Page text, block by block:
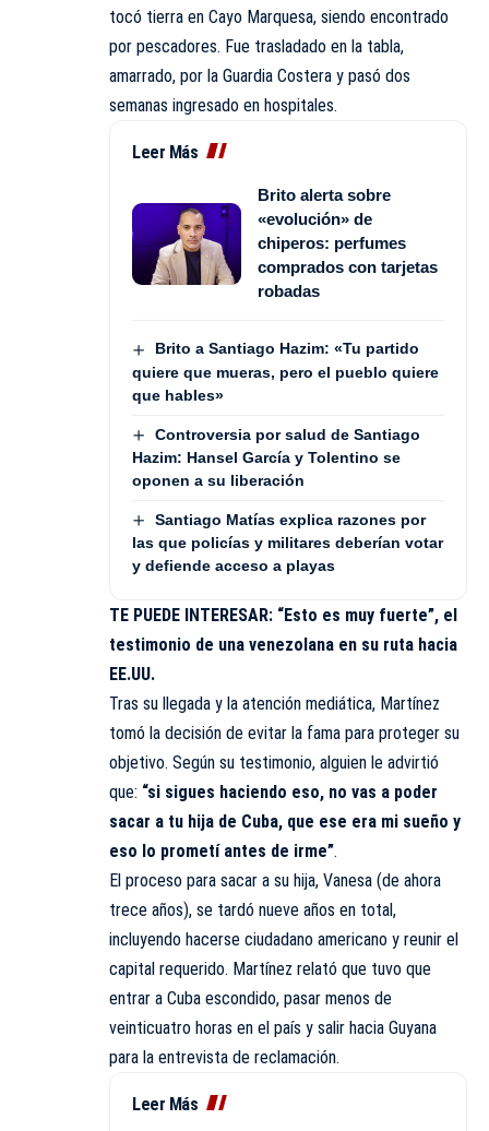
tocó tierra en Cayo Marquesa, siendo encontrado
por pescadores. Fue trasladado en la tabla,
amarrado, por la Guardia Costera y pasó dos
semanas ingresado en hospitales.
Leer Más
Brito alerta sobre
«evolución» de
chiperos: perfumes
comprados con tarjetas
robadas
Brito a Santiago Hazim: «Tu partido
quiere que mueras, pero el pueblo quiere
que hables»
Controversia por salud de Santiago
Hazim: Hansel García y Tolentino se
oponen a su liberación
Santiago Matías explica razones por
las que policías y militares deberían votar
y defiende acceso a playas
TE PUEDE INTERESAR: “Esto es muy fuerte”, el
testimonio de una venezolana en su ruta hacia
EE.UU.
Tras su llegada y la atención mediática, Martínez
tomó la decisión de evitar la fama para proteger su
objetivo. Según su testimonio, alguien le advirtió
que: “si sigues haciendo eso, no vas a poder
sacar a tu hija de Cuba, que ese era mi sueño y
eso lo prometí antes de irme”.
El proceso para sacar a su hija, Vanesa (de ahora
trece años), se tardó nueve años en total,
incluyendo hacerse ciudadano americano y reunir el
capital requerido. Martínez relató que tuvo que
entrar a Cuba escondido, pasar menos de
veinticuatro horas en el país y salir hacia Guyana
para la entrevista de reclamación.
Leer Más